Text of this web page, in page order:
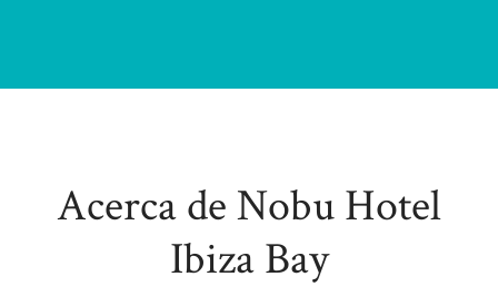
Acerca de Nobu Hotel
Ibiza Bay